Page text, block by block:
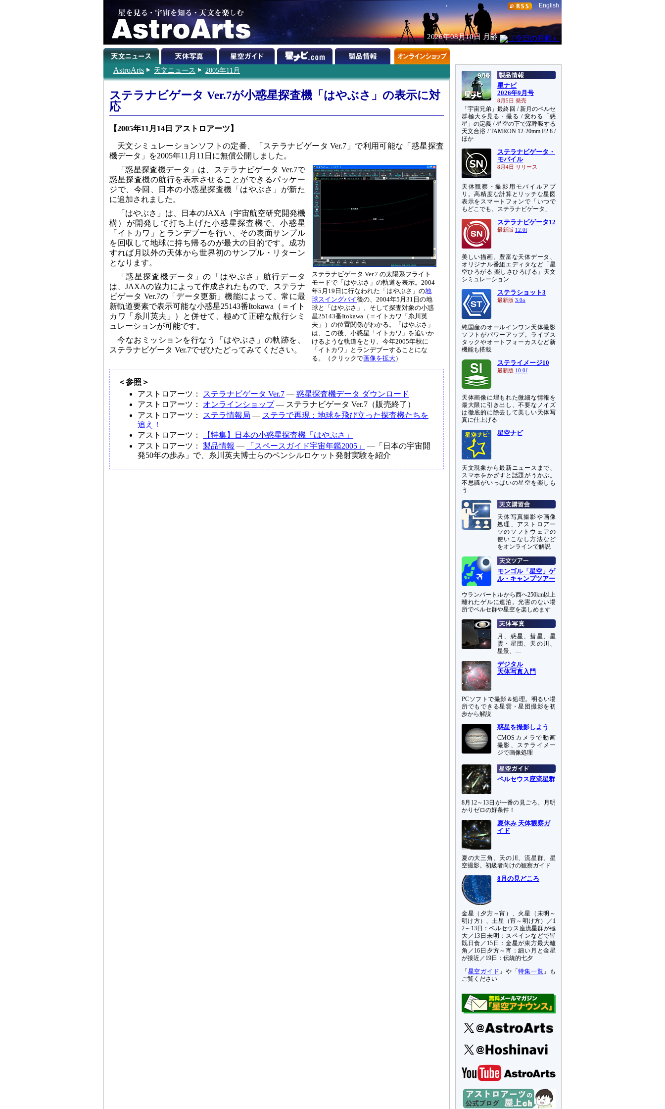
English
2026年08月10日 月齢
AstroArts 天文ニュース 2005年11月
ステラナビゲータ Ver.7が小惑星探査機「はやぶさ」の表示に対
応
【2005年11月14日 アストロアーツ】
天文シミュレーションソフトの定番、「ステラナビゲータ Ver.7」で利用可能な「惑星探査
機データ」を2005年11月11日に無償公開しました。
ステラナビゲータ Ver.7 の太陽系フライト
モードで「はやぶさ」の軌道を表示。2004
年5月19日に行なわれた「はやぶさ」の地
球スイングバイ後の、2004年5月31日の地
球と「はやぶさ」、そして探査対象の小惑
星25143番Itokawa（＝イトカワ「糸川英
夫」）の位置関係がわかる。「はやぶさ」
は、この後、小惑星「イトカワ」を追いか
けるような軌道をとり、今年2005年秋に
「イトカワ」とランデブーすることにな
る。（クリックで画像を拡大）
「惑星探査機データ」は、ステラナビゲータ Ver.7で
惑星探査機の航行を表示させることができるパッケー
ジで、今回、日本の小惑星探査機「はやぶさ」が新た
に追加されました。
「はやぶさ」は、日本のJAXA（宇宙航空研究開発機
構）が開発して打ち上げた小惑星探査機で、小惑星
「イトカワ」とランデブーを行い、その表面サンプル
を回収して地球に持ち帰るのが最大の目的です。成功
すれば月以外の天体から世界初のサンプル・リターン
となります。
「惑星探査機データ」の「はやぶさ」航行データ
は、JAXAの協力によって作成されたもので、ステラナ
ビゲータ Ver.7の「データ更新」機能によって、常に最
新軌道要素で表示可能な小惑星25143番Itokawa（＝イト
カワ「糸川英夫」）と併せて、極めて正確な航行シミ
ュレーションが可能です。
今なおミッションを行なう「はやぶさ」の軌跡を、
ステラナビゲータ Ver.7でぜひたどってみてください。
＜参照＞
アストロアーツ：
ステラナビゲータ Ver.7 ― 惑星探査機データ ダウンロード
アストロアーツ： オンラインショップ― ステラナビゲータ Ver.7（販売終了）
アストロアーツ：
ステラ情報局 ― ステラで再現：地球を飛び立った探査機たちを
追え！
アストロアーツ：
【特集】日本の小惑星探査機「はやぶさ」
アストロアーツ： 製品情報 ― 「スペースガイド宇宙年鑑2005」
―「日本の宇宙開
発50年の歩み」で、糸川英夫博士らのペンシルロケット発射実験を紹介
星ナビ
2026年9月号
8月5日 発売
「宇宙兄弟」最終回 / 新月のペルセ
群極大を見る・撮る / 変わる「惑
星」の定義 / 星空の下で深呼吸する
天文台浴 / TAMRON 12-20mm F2.8 /
ほか
ステラナビゲータ・
モバイル
8月4日 リリース
天体観察・撮影用モバイルアプ
リ。高精度な計算とリッチな星図
表示をスマートフォンで「いつで
もどこでも、ステラナビゲータ」
ステラナビゲータ12
最新版 12.0i
美しい描画、豊富な天体データ、
オリジナル番組エディタなど「星
空ひろがる 楽しさひろげる」天文
シミュレーション
ステラショット3
最新版 3.0o
純国産のオールインワン天体撮影
ソフトがパワーアップ。ライブス
タックやオートフォーカスなど新
機能も搭載
ステライメージ10
最新版 10.0f
天体画像に埋もれた微細な情報を
最大限に引き出し、不要なノイズ
は徹底的に除去して美しい天体写
真に仕上げる
星空ナビ
天文現象から最新ニュースまで、
スマホをかざすと話題がうかぶ。
不思議がいっぱいの星空を楽しも
う
天体写真撮影や画像
処理、アストロアー
ツのソフトウェアの
使いこなし方法など
をオンラインで解説
モンゴル「星空」ゲ
ル・キャンプツアー
ウランバートルから西へ250km以上
離れたゲルに連泊。光害のない場
所でペルセ群や星空を楽しめます
月、惑星、彗星、星
雲・星団、天の川、
星景、…
デジタル
天体写真入門
PCソフトで撮影＆処理。明るい場
所でもできる星雲・星団撮影を初
歩から解説
惑星を撮影しよう
CMOSカメラで動画
撮影、ステライメー
ジで画像処理
ペルセウス座流星群
8月12～13日が一番の見ごろ。月明
かりゼロの好条件！
夏休み 天体観察ガ
イド
夏の大三角、天の川、流星群、星
空撮影。初級者向けの観察ガイド
8月の見どころ
金星（夕方～宵）、火星（未明～
明け方）、土星（宵～明け方）／1
2～13日：ペルセウス座流星群が極
大／13日未明：スペインなどで皆
既日食／15日：金星が東方最大離
角／16日夕方～宵：細い月と金星
が接近／19日：伝統的七夕
「 星空ガイド 」や「特集一覧 」も
ご覧ください